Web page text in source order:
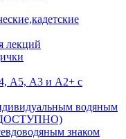
лекций
А5, А3 и А2+ с
водяным
знаком